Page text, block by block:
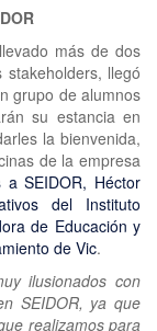
más de dos
llegó
grupo de alumnos
su estancia en
la bienvenida,
de la empresa
a SEIDOR, Héctor
del Instituto
de Educación y
de Vic.
ilusionados con
SEIDOR, ya que
realizamos para